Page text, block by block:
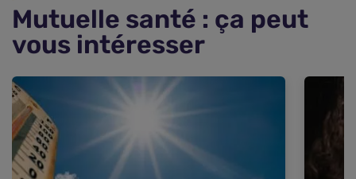
Mutuelle santé : ça peut
vous intéresser